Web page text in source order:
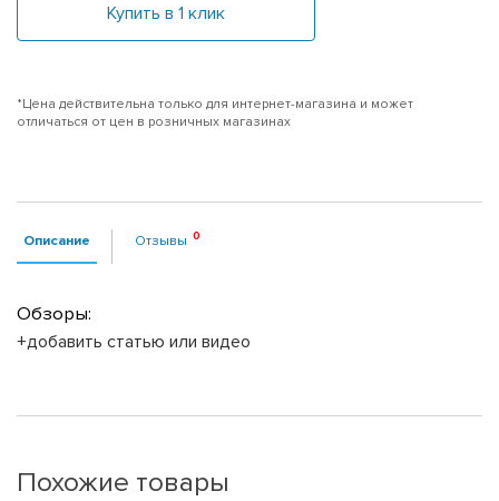
Купить в 1 клик
*Цена действительна только для интернет-магазина и может
отличаться от цен в розничных магазинах
Описание Отзывы
Обзоры:
+добавить статью или видео
Похожие товары